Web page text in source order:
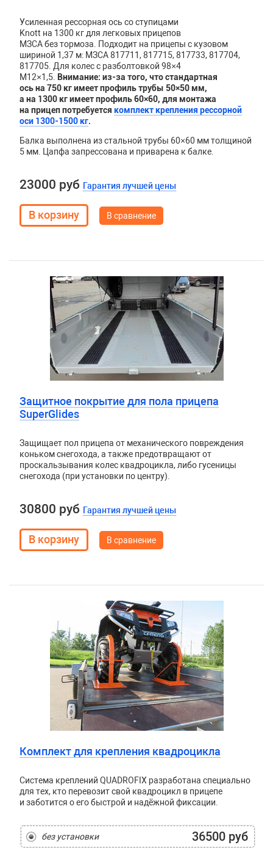
Усиленная рессорная ось со ступицами
Knott на 1300 кг для легковых прицепов
МЗСА без тормоза. Подходит на прицепы с кузовом
шириной 1,37 м: МЗСА 817711, 817715, 817733, 817704,
817705. Для колес с разболтовкой 98×4
М12×1,5.
Внимание: из-за того, что стандартная
ось на 750 кг имеет профиль трубы 50×50 мм,
а на 1300 кг имеет профиль 60×60, для монтажа
на прицеп потребуется комплект крепления рессорной
оси 1300-1500 кг.
Балка выполнена из стальной трубы 60×60 мм толщиной
5 мм. Цапфа запрессована и приварена к балке.
23000 руб Гарантия лучшей цены
В сравнение
Защитное покрытие для пола прицепа
SuperGlides
Защищает пол прицепа от механического повреждения
коньком снегохода, а также предотвращают от
проскальзывания колес квадроцикла, либо гусеницы
снегохода (при установки по центру).
30800 руб Гарантия лучшей цены
В сравнение
Комплект для крепления квадроцикла
Система креплений QUADROFIX разработана специально
для тех, кто перевозит свой квадроцикл в прицепе
и заботится о его быстрой и надёжной фиксации.
без установки
36500 руб